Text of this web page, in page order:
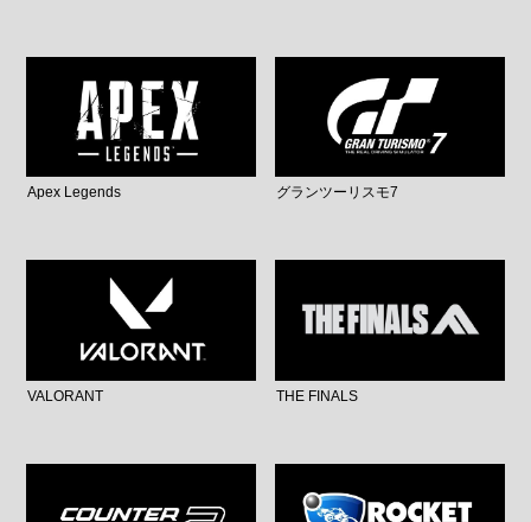
Apex Legends グランツーリスモ7
VALORANT THE FINALS